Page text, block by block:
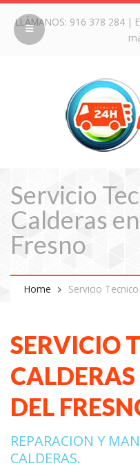
LLÁMANOS: 916 378 284|
Servicio
Calderas
Fresno
Home Servicio
SERVICIO
DEL
REPARACION Y
CALDERAS.